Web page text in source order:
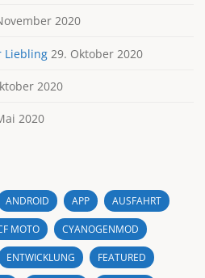
2020
Liebling 29. Oktober 2020
2020
2020
ANDROID APP AUSFAHRT
MOTO CYANOGENMOD
ENTWICKLUNG FEATURED